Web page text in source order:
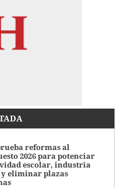
reformas al
2026 para potenciar
escolar, industria
eliminar plazas